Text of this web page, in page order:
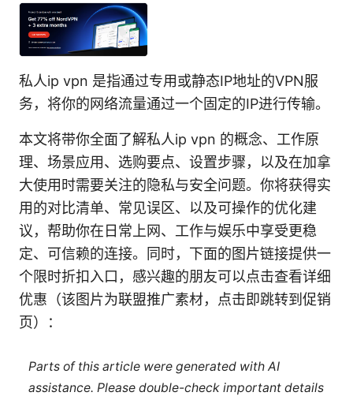
私人ip vpn 是指通过专用或静态IP地址的VPN服
务，将你的网络流量通过一个固定的IP进行传输。
本文将带你全面了解私人ip vpn 的概念、工作原
理、场景应用、选购要点、设置步骤，以及在加拿
大使用时需要关注的隐私与安全问题。你将获得实
用的对比清单、常见误区、以及可操作的优化建
议，帮助你在日常上网、工作与娱乐中享受更稳
定、可信赖的连接。同时，下面的图片链接提供一
个限时折扣入口，感兴趣的朋友可以点击查看详细
优惠（该图片为联盟推广素材，点击即跳转到促销
页）：
Parts of this article were generated with AI
assistance. Please double-check important details